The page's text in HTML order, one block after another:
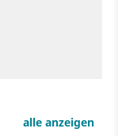
alle anzeigen